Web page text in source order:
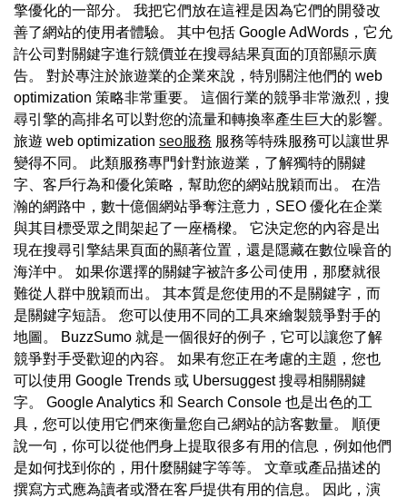
擎優化的一部分。 我把它們放在這裡是因為它們的開發改
善了網站的使用者體驗。 其中包括 Google AdWords，它允
許公司對關鍵字進行競價並在搜尋結果頁面的頂部顯示廣
告。 對於專注於旅遊業的企業來說，特別關注他們的 web
optimization 策略非常重要。 這個行業的競爭非常激烈，搜
尋引擎的高排名可以對您的流量和轉換率產生巨大的影響。
旅遊 web optimization seo服務 服務等特殊服務可以讓世界
變得不同。 此類服務專門針對旅遊業，了解獨特的關鍵
字、客戶行為和優化策略，幫助您的網站脫穎而出。 在浩
瀚的網路中，數十億個網站爭奪注意力，SEO 優化在企業
與其目標受眾之間架起了一座橋樑。 它決定您的內容是出
現在搜尋引擎結果頁面的顯著位置，還是隱藏在數位噪音的
海洋中。 如果你選擇的關鍵字被許多公司使用，那麼就很
難從人群中脫穎而出。 其本質是您使用的不是關鍵字，而
是關鍵字短語。 您可以使用不同的工具來繪製競爭對手的
地圖。 BuzzSumo 就是一個很好的例子，它可以讓您了解
競爭對手受歡迎的內容。 如果有您正在考慮的主題，您也
可以使用 Google Trends 或 Ubersuggest 搜尋相關關鍵
字。 Google Analytics 和 Search Console 也是出色的工
具，您可以使用它們來衡量您自己網站的訪客數量。 順便
說一句，你可以從他們身上提取很多有用的信息，例如他們
是如何找到你的，用什麼關鍵字等等。 文章或產品描述的
撰寫方式應為讀者或潛在客戶提供有用的信息。 因此，演